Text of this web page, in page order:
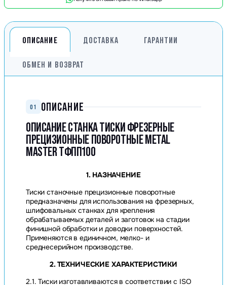
ОПИСАНИЕ ДОСТАВКА ГАРАНТИИ
ОБМЕН И ВОЗВРАТ
01 ОПИСАНИЕ
ОПИСАНИЕ СТАНКА ТИСКИ ФРЕЗЕРНЫЕ
ПРЕЦИЗИОННЫЕ ПОВОРОТНЫЕ METAL
MASTER ТФПП100
1. НАЗНАЧЕНИЕ
Тиски станочные прецизионные поворотные
предназначены для использования на фрезерных,
шлифовальных станках для крепления
обрабатываемых деталей и заготовок на стадии
финишной обработки и доводки поверхностей.
Применяются в единичном, мелко- и
среднесерийном производстве.
2. ТЕХНИЧЕСКИЕ ХАРАКТЕРИСТИКИ
2.1. Тиски изготавливаются в соответствии с ISO